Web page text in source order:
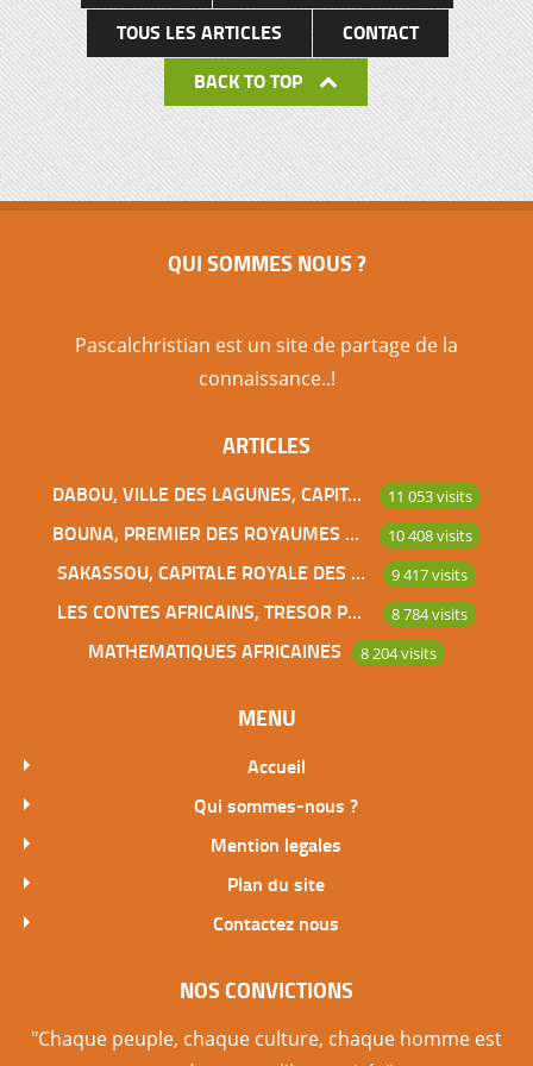
TOUS LES ARTICLES
CONTACT
BACK TO TOP
QUI SOMMES NOUS ?
Pascalchristian est un site de partage de la
connaissance..!
ARTICLES
DABOU, VILLE DES LAGUNES, CAPITALE DES ADJOUKROU 11 053 visits
BOUNA, PREMIER DES ROYAUMES DE CÔTE D’IVOIRE 10 408 visits
SAKASSOU, CAPITALE ROYALE DES BAOULES 9 417 visits
LES CONTES AFRICAINS, TRESOR POUR L’HUMANITE 8 784 visits
MATHEMATIQUES AFRICAINES 8 204 visits
MENU
Accueil
Qui sommes-nous ?
Mention legales
Plan du site
Contactez nous
NOS CONVICTIONS
"Chaque peuple, chaque culture, chaque homme est